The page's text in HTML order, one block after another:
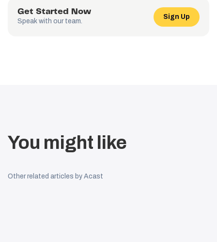
Get Started Now
Speak with our team.
Sign Up
You might like
Other related articles by Acast